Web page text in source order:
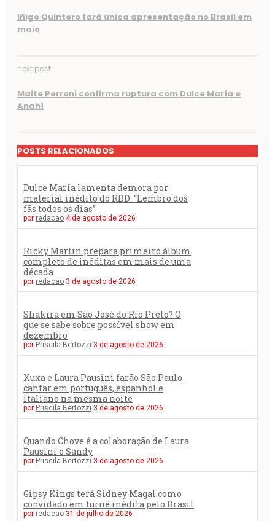
Iñigo Quintero fará única apresentação no Brasil em
maio
next post
Maite Perroni confirma ruptura com Dulce María e
Anahí
POSTS RELACIONADOS
Dulce María lamenta demora por
material inédito do RBD: “Lembro dos
fãs todos os dias”
por redacao 4 de agosto de 2026
Ricky Martin prepara primeiro álbum
completo de inéditas em mais de uma
década
por redacao 3 de agosto de 2026
Shakira em São José do Rio Preto? O
que se sabe sobre possível show em
dezembro
por Priscila Bertozzi 3 de agosto de 2026
Xuxa e Laura Pausini farão São Paulo
cantar em português, espanhol e
italiano na mesma noite
por Priscila Bertozzi 3 de agosto de 2026
Quando Chove é a colaboração de Laura
Pausini e Sandy
por Priscila Bertozzi 3 de agosto de 2026
Gipsy Kings terá Sidney Magal como
convidado em turnê inédita pelo Brasil
por redacao 31 de julho de 2026